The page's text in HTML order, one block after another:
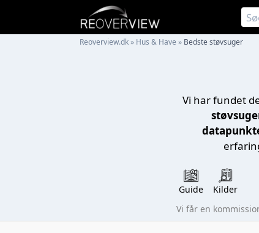
Reoverview.dk» Hus & Have » Bedste støvsuger
Vi har fundet
Guide
Kilder
Vi får en